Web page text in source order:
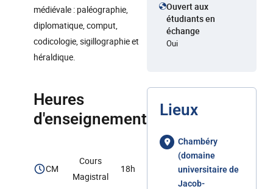
médiévale : paléographie,
diplomatique, comput,
codicologie, sigillographie et
héraldique.
Heures
d'enseignement
CM
Cours
Magistral
18h
Ouvert aux
étudiants en
échange
Oui
Lieux
Chambéry
(domaine
universitaire de
Jacob-